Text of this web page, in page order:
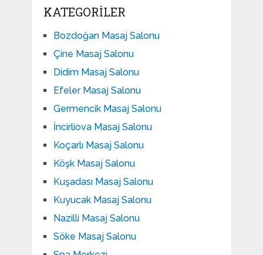
KATEGORILER
Bozdoğan Masaj Salonu
Çine Masaj Salonu
Didim Masaj Salonu
Efeler Masaj Salonu
Germencik Masaj Salonu
İncirliova Masaj Salonu
Koçarlı Masaj Salonu
Köşk Masaj Salonu
Kuşadası Masaj Salonu
Kuyucak Masaj Salonu
Nazilli Masaj Salonu
Söke Masaj Salonu